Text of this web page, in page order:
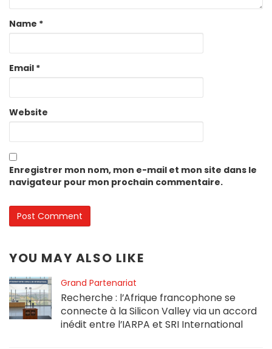
Name *
Email *
Website
Enregistrer mon nom, mon e-mail et mon site dans le
navigateur pour mon prochain commentaire.
YOU MAY ALSO LIKE
Grand Partenariat
Recherche : l’Afrique francophone se
connecte à la Silicon Valley via un accord
inédit entre l’IARPA et SRI International